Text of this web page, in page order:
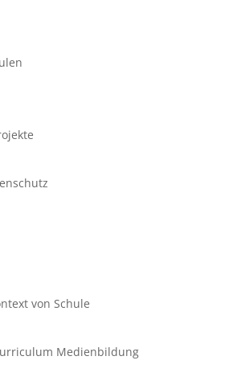
von Schule
Medienbildung